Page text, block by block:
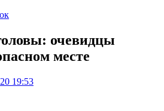
очевидцы
месте
19:53